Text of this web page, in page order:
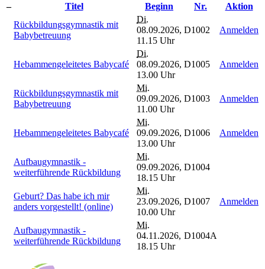
–
Titel Beginn Nr.
Aktion
Rückbildungsgymnastik mit
Babybetreuung
Di.
08.09.2026,
11.15 Uhr
D1002 Anmelden
Hebammengeleitetes Babycafé
Di.
08.09.2026,
13.00 Uhr
D1005 Anmelden
Rückbildungsgymnastik mit
Babybetreuung
Mi.
09.09.2026,
11.00 Uhr
D1003 Anmelden
Hebammengeleitetes Babycafé
Mi.
09.09.2026,
13.00 Uhr
D1006 Anmelden
Aufbaugymnastik -
weiterführende Rückbildung
Mi.
09.09.2026,
18.15 Uhr
D1004
Geburt? Das habe ich mir
anders vorgestellt! (online)
Mi.
23.09.2026,
10.00 Uhr
D1007 Anmelden
Aufbaugymnastik -
weiterführende Rückbildung
Mi.
04.11.2026,
18.15 Uhr
D1004A